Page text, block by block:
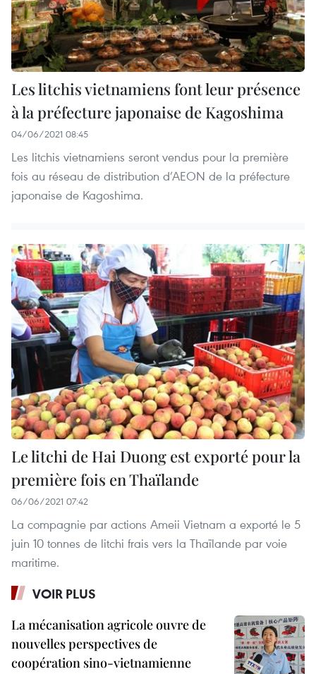
Les litchis vietnamiens font leur présence
à la préfecture japonaise de Kagoshima
04/06/2021 08:45
Les litchis vietnamiens seront vendus pour la première
fois au réseau de distribution d’AEON de la préfecture
japonaise de Kagoshima.
Le litchi de Hai Duong est exporté pour la
première fois en Thaïlande
06/06/2021 07:42
La compagnie par actions Ameii Vietnam a exporté le 5
juin 10 tonnes de litchi frais vers la Thaïlande par voie
maritime.
VOIR PLUS
La mécanisation agricole ouvre de
nouvelles perspectives de
coopération sino-vietnamienne